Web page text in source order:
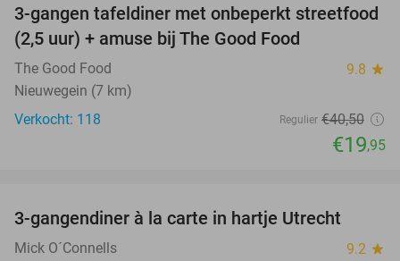
51%
3-gangen tafeldiner met onbeperkt streetfood
(2,5 uur) + amuse bij The Good Food
The Good Food 9.8 star
Nieuwegein (7 km)
Verkocht: 118
Regulier €40,50
€19,95
3-gangendiner à la carte in hartje Utrecht
Mick O´Connells 9.2 star